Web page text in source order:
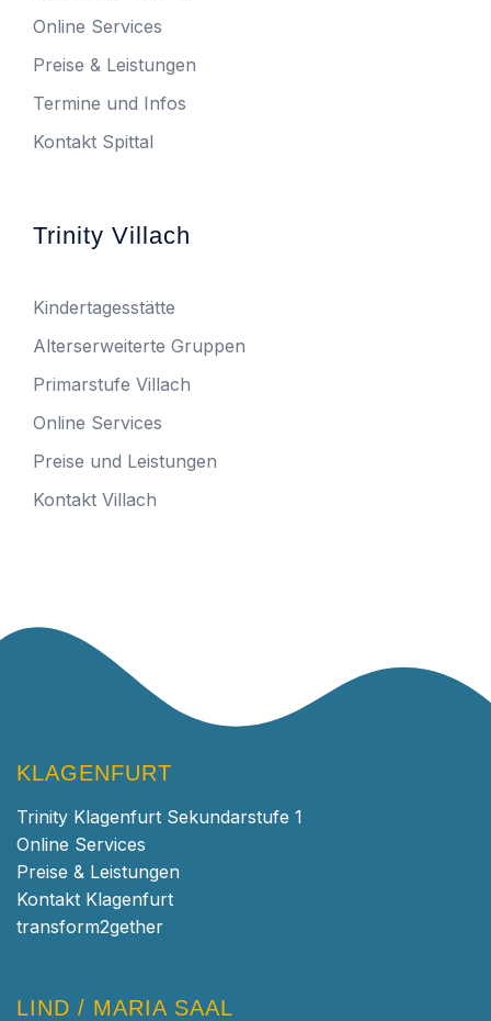
Online Services
Preise & Leistungen
Termine und Infos
Kontakt Spittal
Trinity Villach
Kindertagesstätte
Alterserweiterte Gruppen
Primarstufe Villach
Online Services
Preise und Leistungen
Kontakt Villach
KLAGENFURT
Trinity Klagenfurt Sekundarstufe 1
Online Services
Preise & Leistungen
Kontakt Klagenfurt
transform2gether
LIND / MARIA SAAL